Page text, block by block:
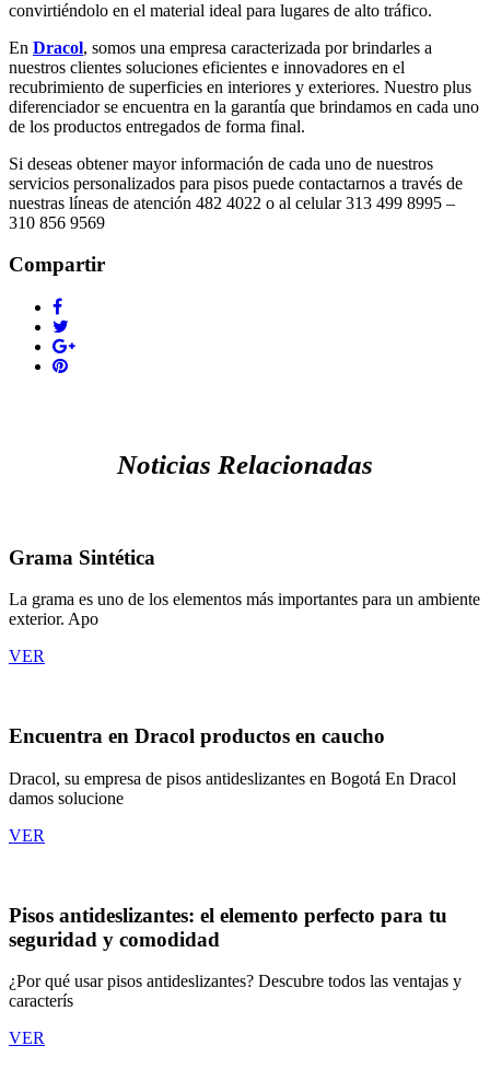
convirtiéndolo en el material ideal para lugares de alto tráfico.
En Dracol, somos una empresa caracterizada por brindarles a
nuestros clientes soluciones eficientes e innovadores en el
recubrimiento de superficies en interiores y exteriores. Nuestro plus
diferenciador se encuentra en la garantía que brindamos en cada uno
de los productos entregados de forma final.
Si deseas obtener mayor información de cada uno de nuestros
servicios personalizados para pisos puede contactarnos a través de
nuestras líneas de atención 482 4022 o al celular 313 499 8995 –
310 856 9569
Compartir
Noticias Relacionadas
Grama Sintética
La grama es uno de los elementos más importantes para un ambiente
exterior. Apo
VER
Encuentra en Dracol productos en caucho
Dracol, su empresa de pisos antideslizantes en Bogotá En Dracol
damos solucione
VER
Pisos antideslizantes: el elemento perfecto para tu
seguridad y comodidad
¿Por qué usar pisos antideslizantes? Descubre todos las ventajas y
caracterís
VER